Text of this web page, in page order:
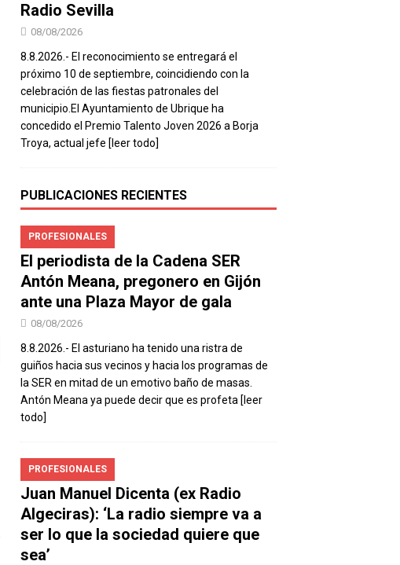
Radio Sevilla
08/08/2026
8.8.2026.- El reconocimiento se entregará el
próximo 10 de septiembre, coincidiendo con la
celebración de las fiestas patronales del
municipio.El Ayuntamiento de Ubrique ha
concedido el Premio Talento Joven 2026 a Borja
Troya, actual jefe [leer todo]
PUBLICACIONES RECIENTES
PROFESIONALES
El periodista de la Cadena SER
Antón Meana, pregonero en Gijón
ante una Plaza Mayor de gala
08/08/2026
8.8.2026.- El asturiano ha tenido una ristra de
guiños hacia sus vecinos y hacia los programas de
la SER en mitad de un emotivo baño de masas.
Antón Meana ya puede decir que es profeta [leer
todo]
PROFESIONALES
Juan Manuel Dicenta (ex Radio
Algeciras): ‘La radio siempre va a
ser lo que la sociedad quiere que
sea’